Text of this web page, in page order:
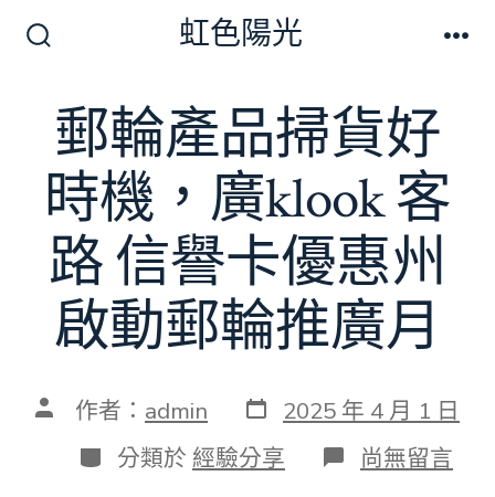
切
換
開
關
虹色陽光
郵輪產品掃貨好
時機，廣klook 客
路 信譽卡優惠州
啟動郵輪推廣月
文 作者： admin 發
表
日
期
2025 年 4 月 1 日
分
類
分類於 經驗分享 在
〈郵
尚無留言